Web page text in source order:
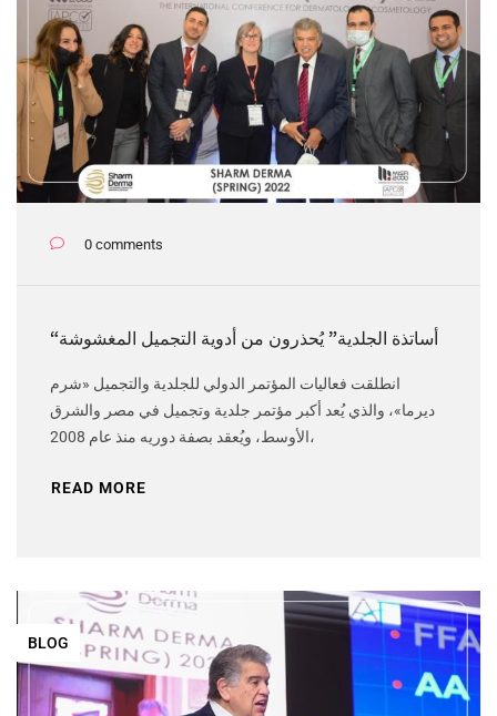
0 comments
“أساتذة الجلدية” يُحذرون من أدوية التجميل المغشوشة
انطلقت فعاليات المؤتمر الدولي للجلدية والتجميل «شرم
ديرما»، والذي يُعد أكبر مؤتمر جلدية وتجميل في مصر والشرق
الأوسط، ويُعقد بصفة دوريه منذ عام 2008،
READ MORE
BLOG